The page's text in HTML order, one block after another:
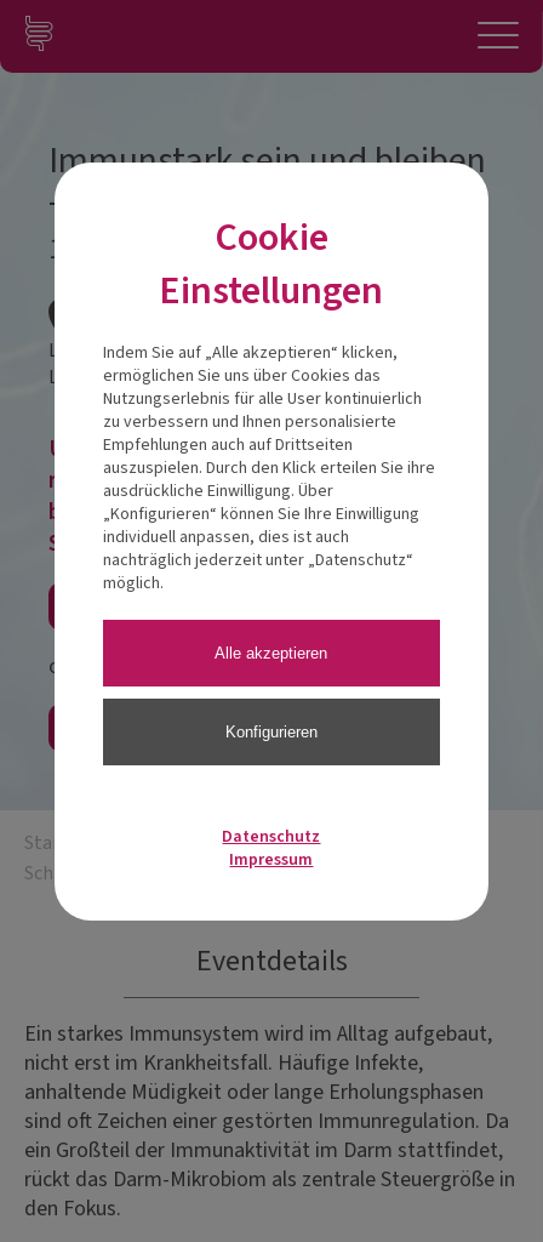
Zum Inhalt springen
Konto
Immunstark sein und bleiben
– der Darm als Schlüssel
19.08.2026
Lindgart Hotel
Lindenstraße 5232423Minden
Um eine Veranstaltung zu buchen,
registrieren Sie sich, melden Sie sich im
bestehenden Nutzerkonto an oder buchen
Sie alternativ als Gast!
oder
Startseite
Immunstark sein und bleiben – der Darm als
Schlüssel
Eventdetails
Ein starkes Immunsystem wird im Alltag aufgebaut,
nicht erst im Krankheitsfall. Häufige Infekte,
anhaltende Müdigkeit oder lange Erholungsphasen
sind oft Zeichen einer gestörten Immunregulation. Da
ein Großteil der Immunaktivität im Darm stattfindet,
rückt das Darm-Mikrobiom als zentrale Steuergröße in
den Fokus.
Cookie
Einstellungen
Indem Sie auf „Alle akzeptieren“ klicken,
ermöglichen Sie uns über Cookies das
Nutzungserlebnis für alle User kontinuierlich
zu verbessern und Ihnen personalisierte
Empfehlungen auch auf Drittseiten
auszuspielen. Durch den Klick erteilen Sie ihre
ausdrückliche Einwilligung. Über
„Konfigurieren“ können Sie Ihre Einwilligung
individuell anpassen, dies ist auch
nachträglich jederzeit unter „Datenschutz“
möglich.
Alle akzeptieren
Konfigurieren
Datenschutz
Impressum